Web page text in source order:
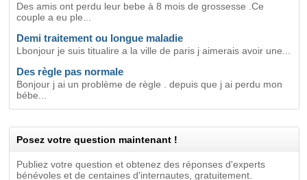
Des amis ont perdu leur bebe à 8 mois de grossesse .Ce
couple a eu ple...
Demi traitement ou longue maladie
Lbonjour je suis titualire a la ville de paris j aimerais avoir une...
Des règle pas normale
Bonjour j ai un problème de règle . depuis que j ai perdu mon
bébe...
Posez votre question maintenant !
Publiez votre question et obtenez des réponses d'experts
bénévoles et de centaines d'internautes, gratuitement.